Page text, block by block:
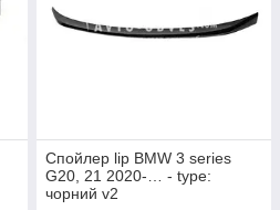
Спойлер lip BMW 3 series
G20, 21 2020-… - type:
чорний v2